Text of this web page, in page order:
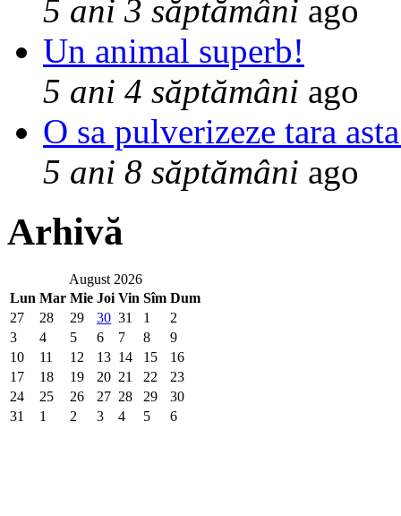
5 ani 3 săptămâni ago
Un animal superb!
5 ani 4 săptămâni ago
O sa pulverizeze tara
5 ani 8 săptămâni ago
Arhivă
August 2026
Lun Mar Mie Joi Vin Sîm Dum
27
28 29 30 31 1
2
3
4 5 6 7 8
9
10
11 12 13 14 15
16
17
18 19 20 21 22
23
24
25 26 27 28 29
30
31
1 2 3 4 5 6